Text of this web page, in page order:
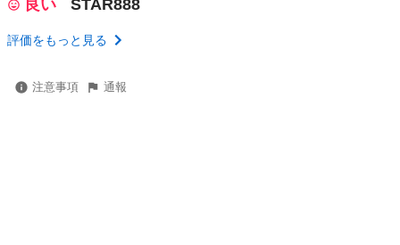
良い STAR888
評価をもっと見る
注意事項 通報